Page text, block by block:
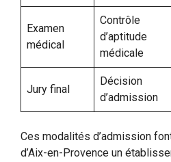
Examen
médical
Contrôle
d’aptitude
médicale
Jury final
Décision
d’admission
Ces modalités d’admission
d’Aix-en-Provence un